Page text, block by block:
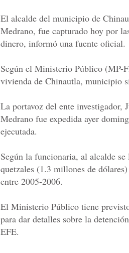
El alcalde del municipio de
Medrano, fue capturado hoy por
dinero, informó una fuente oficial.
Según el Ministerio Público (MP-
vivienda de Chinautla, municipio
La portavoz del ente investigador,
Medrano fue expedida ayer
ejecutada.
Según la funcionaria, al alcalde
quetzales (1.3 millones de
entre 2005-2006.
El Ministerio Público tiene
para dar detalles sobre la
EFE.